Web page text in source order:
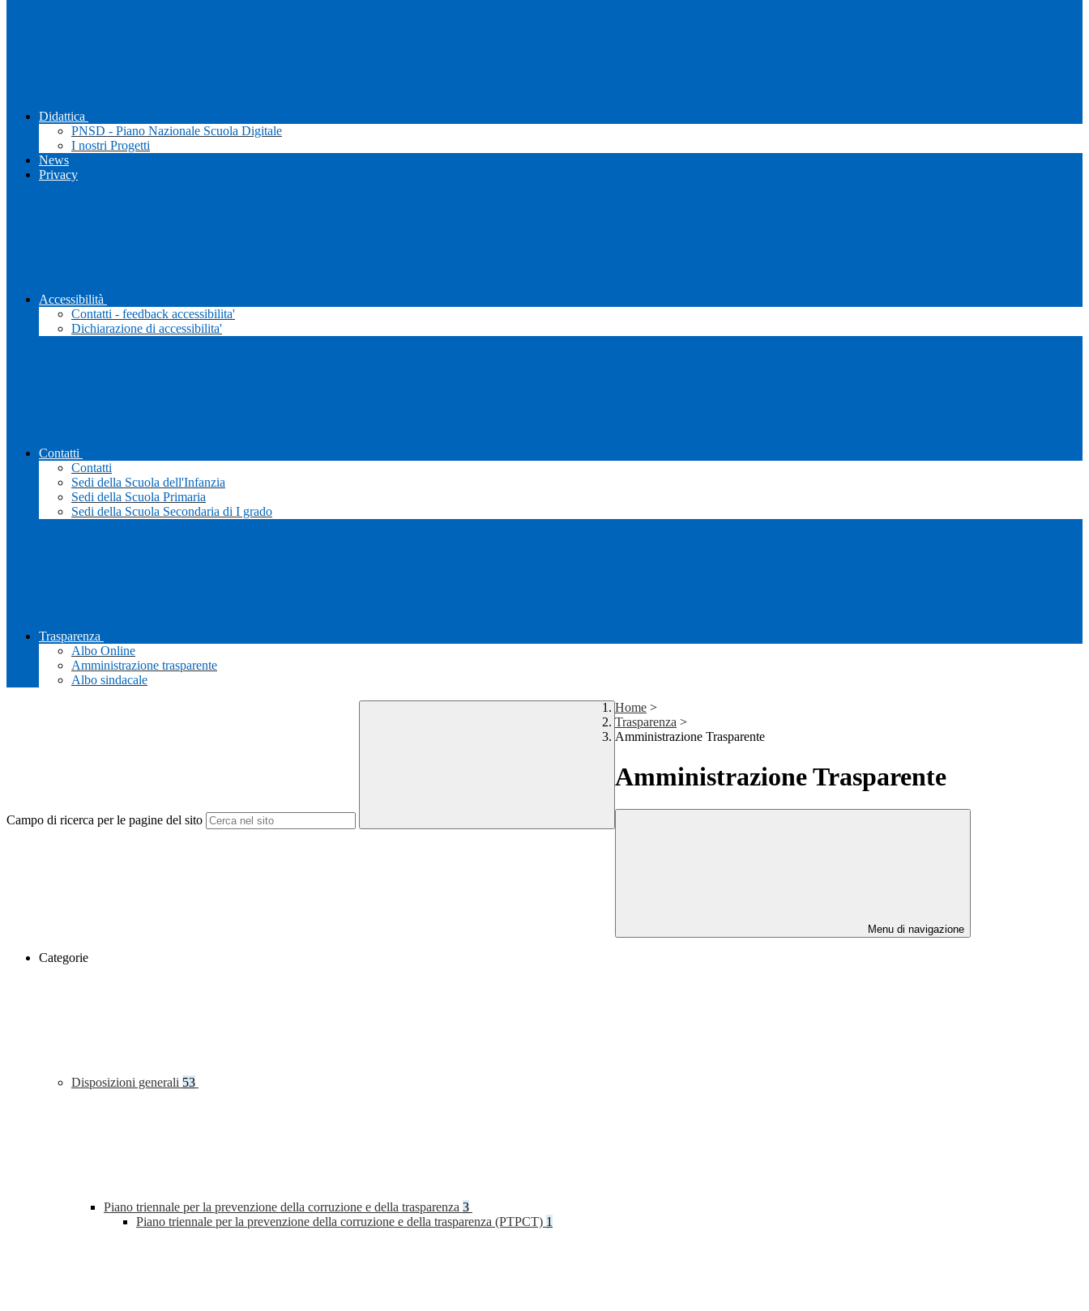
Didattica
PNSD - Piano Nazionale Scuola Digitale
I nostri Progetti
News
Privacy
Accessibilità
Contatti - feedback accessibilita'
Dichiarazione di accessibilita'
Contatti
Contatti
Sedi della Scuola dell'Infanzia
Sedi della Scuola Primaria
Sedi della Scuola Secondaria di I grado
Trasparenza
Albo Online
Amministrazione trasparente
Albo sindacale
Campo di ricerca per le pagine del sito
Home >
Trasparenza >
Amministrazione Trasparente
Amministrazione Trasparente
Menu di navigazione
Categorie
Disposizioni generali 53
Piano triennale per la prevenzione della corruzione e della trasparenza 3
Piano triennale per la prevenzione della corruzione e della trasparenza (PTPCT) 1